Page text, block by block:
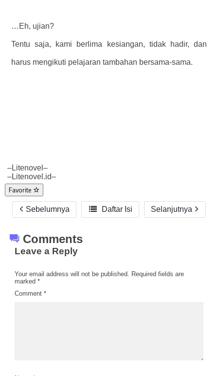
…Eh, ujian?
Tentu saja, kami berlima kesiangan, tidak hadir, dan
harus mengikuti pelajaran tambahan bersama-sama.
–Litenovel–
–Litenovel.id–
Favorite
Sebelumnya  Daftar Isi Selanjutnya
Comments
Leave a Reply
Your email address will not be published. Required fields are
marked *
Comment *